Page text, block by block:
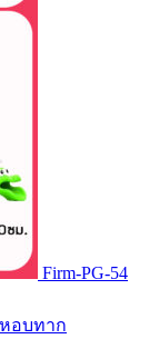
Firm-PG-54
หอบทาก